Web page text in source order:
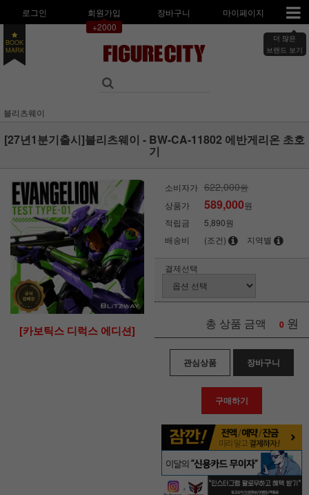
로그인
회원가입
+2000
장바구니 마이페이지
더 많은
브랜드 보기
BOOK
MARK
블리츠웨이
[27년1분기출시]블리츠웨이 - BW-CA-11802 에반게리온 초호
기
[카보틱스 디럭스 에디션]
소비자가 622,000원
상품가
589,000원
적립금
5,890원
배송비
(조건) 지역별
결제선택
총 상품 금액 0 원
관심상품 장바구니
구매하기